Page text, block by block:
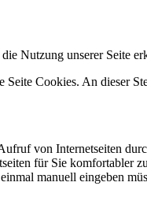
Nutzung unserer Seite
Seite Cookies. An dieser
von Internetseiten
für Sie komfortabler
manuell eingeben